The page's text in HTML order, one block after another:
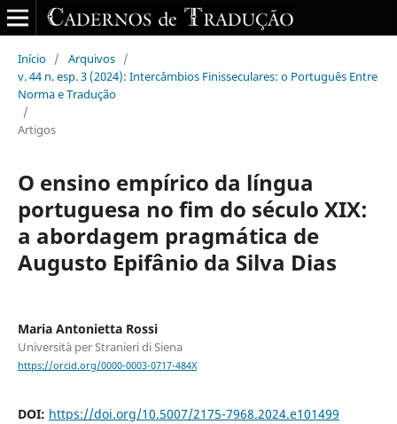
Início / Arquivos /
v. 44 n. esp. 3 (2024): Intercâmbios Finisseculares: o Português Entre
Norma e Tradução
/
Artigos
O ensino empírico da língua
portuguesa no fim do século XIX:
a abordagem pragmática de
Augusto Epifânio da Silva Dias
Maria Antonietta Rossi
Università per Stranieri di Siena
https://orcid.org/0000-0003-0717-484X
DOI: https://doi.org/10.5007/2175-7968.2024.e101499